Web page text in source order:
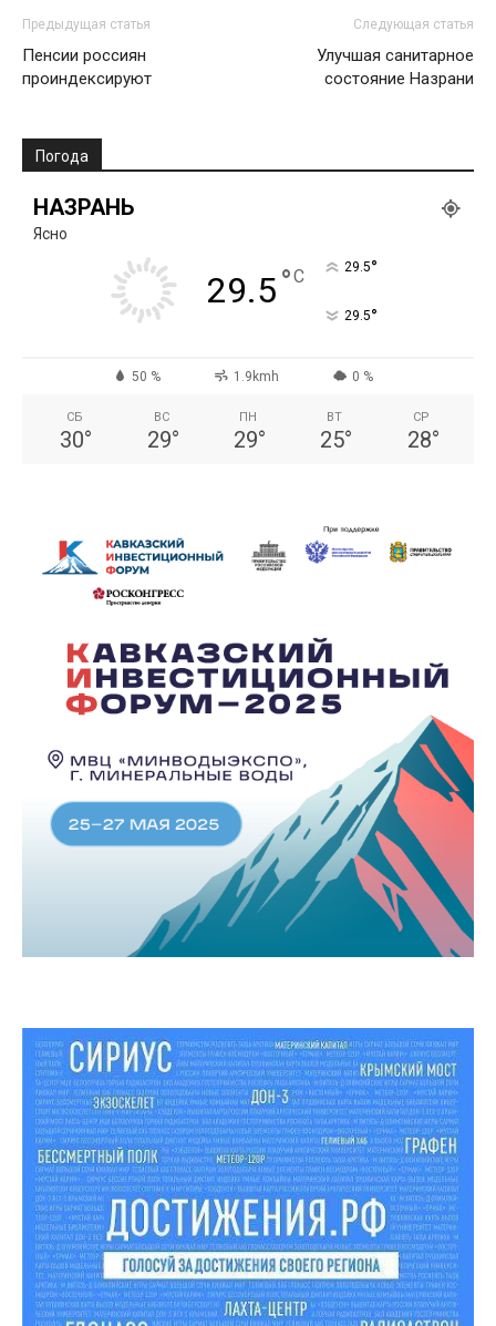
Предыдущая статья
Пенсии россиян
проиндексируют
Следующая статья
Улучшая санитарное
состояние Назрани
Погода
НАЗРАНЬ
Ясно
29.5°C 29.5°
29.5°
50 % 1.9kmh 0 %
СБ
30°
ВС
29°
ПН
29°
ВТ
25°
СР
28°